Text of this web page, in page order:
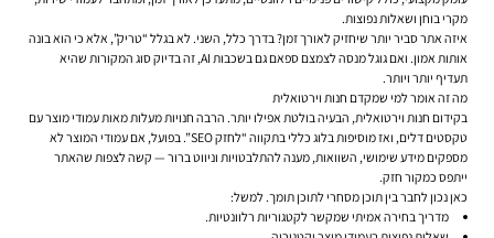
מקרי בוחן ושאלות נפוצות.
איזה אתר סביר יותר שיחזיק לאורך זמן? בדרך כלל, השני. לא בגלל “טריק”, אלא כי הוא בונה
אותות אמון. ואם גוגל מנסה לצמצם ספאם גם בשכבות AI, זה בדיוק סוג המקורות שהיא
תעדיף יותר ויותר.
מה זה אומר למי שמקדם חנות וירטואלית
בקידום חנות וירטואלית, הבעיה בולטת אפילו יותר. הרבה חנויות מעלות מאות עמודי מוצר עם
טקסטים דלים, ואז מוסיפות בלוג כללי בתקווה “לחזק SEO”. בפועל, אם עמודי המוצר לא
מספקים מידע שימושי, השוואות, מענה להתלבטויות וניווט ברור — קשה לצפות שהאתר
ייתפס כמקור חזק.
כאן נכון לחבר בין תוכן מסחרי לתוכן תומך. למשל:
מדריך בחירה אמיתי שמקשר לקטגוריות רלוונטיות.